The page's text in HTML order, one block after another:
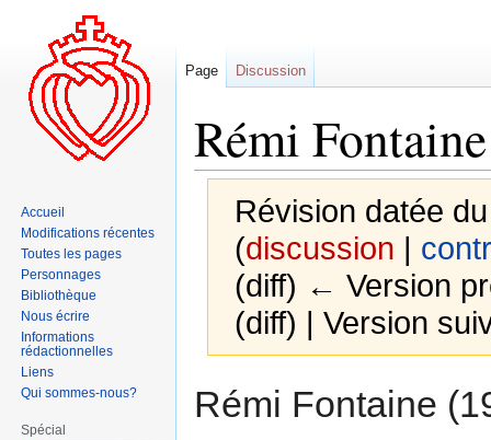
Rémi Fontaine
Révision datée
(discussion |
(diff) ← Version
(diff) | Version
àà
Rémi Fontaine
Page Discussion
Accueil
Modifications récentes
Toutes les pages
Personnages
Bibliothèque
Nous écrire
Informations
rédactionnelles
Liens
Qui sommes-nous?
Spécial